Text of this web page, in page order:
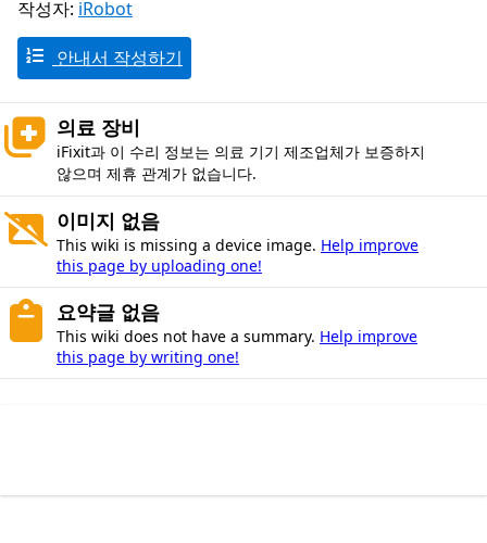
작성자: iRobot
안내서 작성하기
의료 장비
iFixit과 이 수리 정보는 의료 기기 제조업체가 보증하지
않으며 제휴 관계가 없습니다.
이미지 없음
This wiki is missing a device image. Help improve
this page by uploading one!
요약글 없음
This wiki does not have a summary. Help improve
this page by writing one!